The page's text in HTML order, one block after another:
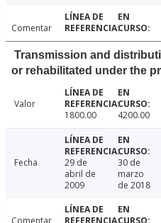
Comentar
Transmission and
or rehabilitated under the
Valor
1800.00
4200.00
Fecha
29 de
abril de
2009
30 de
marzo
de 2018